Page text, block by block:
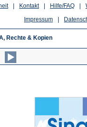
Hilfe/FAQ
Kontakt
Impressum
Rechte & Kopien